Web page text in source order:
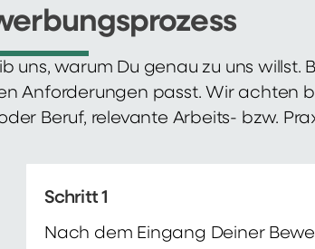
uns, warum Du genau zu uns
Anforderungen passt. Wir achten
Beruf, relevante Arbeits- bzw.
Schritt 1
Nach dem Eingang Deiner